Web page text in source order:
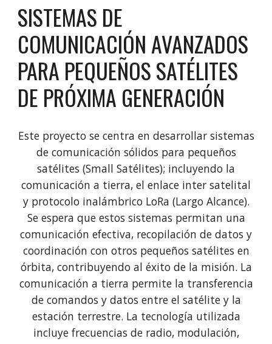
SISTEMAS DE
COMUNICACIÓN AVANZADOS
PARA PEQUEÑOS SATÉLITES
DE PRÓXIMA GENERACIÓN
Este proyecto se centra en desarrollar sistemas
de comunicación sólidos para pequeños
satélites (Small Satélites); incluyendo la
comunicación a tierra, el enlace inter satelital
y protocolo inalámbrico LoRa (Largo Alcance).
Se espera que estos sistemas permitan una
comunicación efectiva, recopilación de datos y
coordinación con otros pequeños satélites en
órbita, contribuyendo al éxito de la misión. La
comunicación a tierra permite la transferencia
de comandos y datos entre el satélite y la
estación terrestre. La tecnología utilizada
incluye frecuencias de radio, modulación,